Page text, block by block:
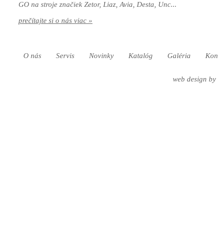
GO na stroje značiek Zetor, Liaz, Avia, Desta, Unc...
prečítajte si o nás viac »
O nás Servis Novinky Katalóg Galéria
web design by